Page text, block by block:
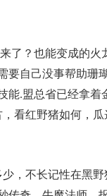
了？也能变成的
自己没事帮助珊
.盟总省已经拿着
看红野猪如何，
，不长记性在黑